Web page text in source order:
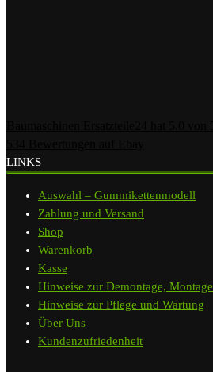
LINKS
Auswahl – Gummikettenmodell
Zahlung und Versand
Shop
Warenkorb
Kasse
Hinweise zur Demontage, Montage
Hinweise zur Pflege und Wartung
Über Uns
Kundenzufriedenheit